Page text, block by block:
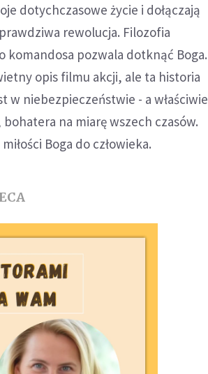
dotychczasowe życie i dołączają
rewolucja. Filozofia
komandosa pozwala dotknąć Boga.
opis filmu akcji, ale ta historia
w niebezpieczeństwie - a właściwie
na miarę wszech czasów.
Boga do człowieka.